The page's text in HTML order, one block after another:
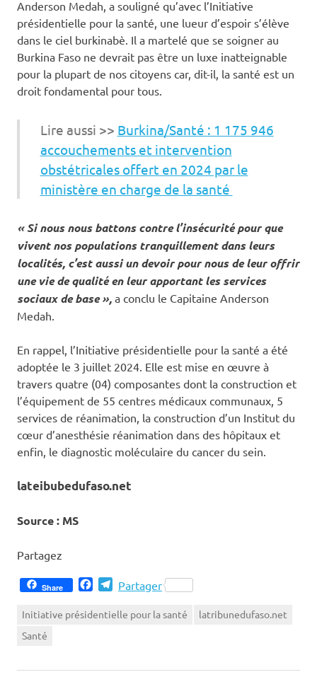
Anderson Medah, a souligné qu’avec l’Initiative
présidentielle pour la santé, une lueur d’espoir s’élève
dans le ciel burkinabè. Il a martelé que se soigner au
Burkina Faso ne devrait pas être un luxe inatteignable
pour la plupart de nos citoyens car, dit-il, la santé est un
droit fondamental pour tous.
Lire aussi >> Burkina/Santé : 1 175 946
accouchements et intervention
obstétricales offert en 2024 par le
ministère en charge de la santé
« Si nous nous battons contre l’insécurité pour que
vivent nos populations tranquillement dans leurs
localités, c’est aussi un devoir pour nous de leur offrir
une vie de qualité en leur apportant les services
sociaux de base », a conclu le Capitaine Anderson
Medah.
En rappel, l’Initiative présidentielle pour la santé a été
adoptée le 3 juillet 2024. Elle est mise en œuvre à
travers quatre (04) composantes dont la construction et
l’équipement de 55 centres médicaux communaux, 5
services de réanimation, la construction d’un Institut du
cœur d’anesthésie réanimation dans des hôpitaux et
enfin, le diagnostic moléculaire du cancer du sein.
lateibubedufaso.net
Source : MS
Partagez
Share FacebookTelegram
Partager
Initiative présidentielle pour la santé
latribunedufaso.net
Santé